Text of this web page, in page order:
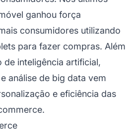
ganhou força
consumidores utilizando
para fazer compras. Além
de inteligência artificial,
análise de big data vem
e eficiência das